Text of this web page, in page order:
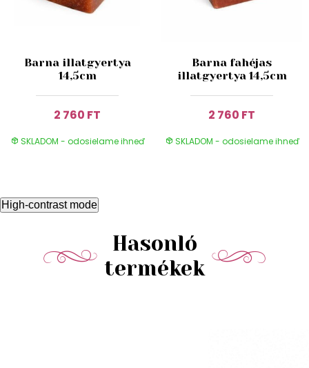
Barna illatgyertya
14,5cm
2 760 FT
SKLADOM - odosielame ihneď
Barna fahéjas
illatgyertya 14,5cm
2 760 FT
SKLADOM - odosielame ihneď
High-contrast mode
Hasonló
termékek